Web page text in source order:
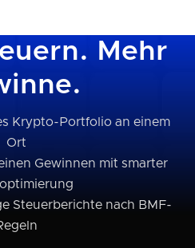
Mehr
Krypto-Portfolio an einem
Ort
Gewinnen mit smarter
Steuerberichte nach BMF-